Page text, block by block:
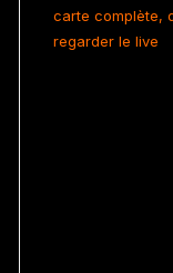
carte complète,
regarder le live